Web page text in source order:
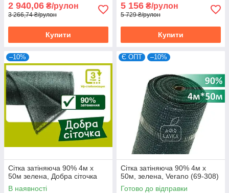
2 940,06 ₴/рулон
3 266,74 ₴/рулон
Купити
5 156 ₴/рулон
5 729 ₴/рулон
Купити
–10%
Сітка затіняюча 90% 4м х
50м зелена, Добра сіточка
В наявності
Є ОПТ –10%
Сітка затіняюча 90% 4м х
50м, зелена, Verano (69-308)
Готово до відправки